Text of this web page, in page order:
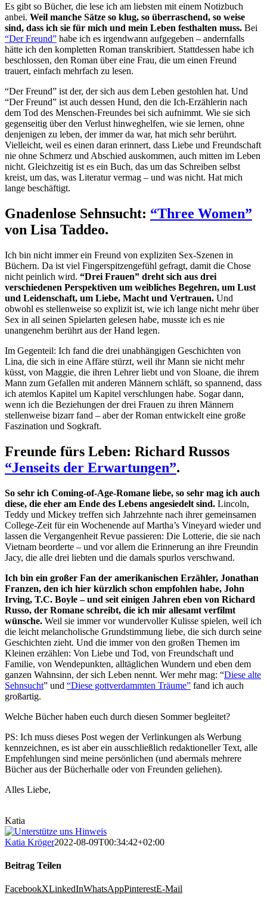
Es gibt so Bücher, die lese ich am liebsten mit einem Notizbuch
anbei. Weil manche Sätze so klug, so überraschend, so weise
sind, dass ich sie für mich und mein Leben festhalten muss. Bei
“Der Freund” habe ich es irgendwann aufgegeben – andernfalls
hätte ich den kompletten Roman transkribiert. Stattdessen habe ich
beschlossen, den Roman über eine Frau, die um einen Freund
trauert, einfach mehrfach zu lesen.
“Der Freund” ist der, der sich aus dem Leben gestohlen hat. Und
“Der Freund” ist auch dessen Hund, den die Ich-Erzählerin nach
dem Tod des Menschen-Freundes bei sich aufnimmt. Wie sie sich
gegenseitig über den Verlust hinweghelfen, wie sie lernen, ohne
denjenigen zu leben, der immer da war, hat mich sehr berührt.
Vielleicht, weil es einen daran erinnert, dass Liebe und Freundschaft
nie ohne Schmerz und Abschied auskommen, auch mitten im Leben
nicht. Gleichzeitig ist es ein Buch, das um das Schreiben selbst
kreist, um das, was Literatur vermag – und was nicht. Hat mich
lange beschäftigt.
Gnadenlose Sehnsucht: “Three Women”
von Lisa Taddeo.
Ich bin nicht immer ein Freund von expliziten Sex-Szenen in
Büchern. Da ist viel Fingerspitzengefühl gefragt, damit die Chose
nicht peinlich wird. “Drei Frauen” dreht sich aus drei
verschiedenen Perspektiven um weibliches Begehren, um Lust
und Leidenschaft, um Liebe, Macht und Vertrauen. Und
obwohl es stellenweise so explizit ist, wie ich lange nicht mehr über
Sex in all seinen Spielarten gelesen habe, musste ich es nie
unangenehm berührt aus der Hand legen.
Im Gegenteil: Ich fand die drei unabhängigen Geschichten von
Lina, die sich in eine Affäre stürzt, weil ihr Mann sie nicht mehr
küsst, von Maggie, die ihren Lehrer liebt und von Sloane, die ihrem
Mann zum Gefallen mit anderen Männern schläft, so spannend, dass
ich atemlos Kapitel um Kapitel verschlungen habe. Sogar dann,
wenn ich die Beziehungen der drei Frauen zu ihren Männern
stellenweise bizarr fand – aber der Roman entwickelt eine große
Faszination und Sogkraft.
Freunde fürs Leben: Richard Russos
“Jenseits der Erwartungen”.
So sehr ich Coming-of-Age-Romane liebe, so sehr mag ich auch
diese, die eher am Ende des Lebens angesiedelt sind. Lincoln,
Teddy und Mickey treffen sich Jahrzehnte nach ihrer gemeinsamen
College-Zeit für ein Wochenende auf Martha’s Vineyard wieder und
lassen die Vergangenheit Revue passieren: Die Lotterie, die sie nach
Vietnam beorderte – und vor allem die Erinnerung an ihre Freundin
Jacy, die alle drei liebten und die damals spurlos verschwand.
Ich bin ein großer Fan der amerikanischen Erzähler, Jonathan
Franzen, den ich hier kürzlich schon empfohlen habe, John
Irving, T.C. Boyle – und seit einigen Jahren eben von Richard
Russo, der Romane schreibt, die ich mir allesamt verfilmt
wünsche. Weil sie immer vor wundervoller Kulisse spielen, weil ich
die leicht melancholische Grundstimmung liebe, die sich durch seine
Geschichten zieht. Und die immer von den großen Themen im
Kleinen erzählen: Von Liebe und Tod, von Freundschaft und
Familie, von Wendepunkten, alltäglichen Wundern und eben dem
ganzen Wahnsinn, der sich Leben nennt. Wer mehr mag: “Diese alte
Sehnsucht” und “Diese gottverdammten Träume” fand ich auch
großartig.
Welche Bücher haben euch durch diesen Sommer begleitet?
PS: Ich muss dieses Post wegen der Verlinkungen als Werbung
kennzeichnen, es ist aber ein ausschließlich redaktioneller Text, alle
Empfehlungen sind meine persönlichen (und abermals mehrere
Bücher aus der Bücherhalle oder von Freunden geliehen).
Alles Liebe,
Katia
Katia Kröger2022-08-09T00:34:42+02:00
Beitrag Teilen
FacebookXLinkedInWhatsAppPinterestE-Mail